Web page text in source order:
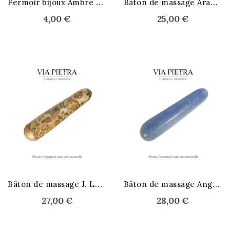
4,00 € 25,00 €
B
âton de massage J. Léopard
27,00 €
B
âton de massage Angélite
28,00 €